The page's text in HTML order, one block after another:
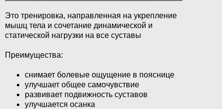
Это тренировка, направленная на укрепление
мышц тела и сочетание динамической и
статической нагрузки на все суставы
Преимущества:
снимает болевые ощущение в пояснице
улучшает общее самочувствие
развивает подвижность суставов
улучшается осанка